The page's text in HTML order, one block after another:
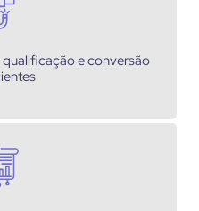
e conversão